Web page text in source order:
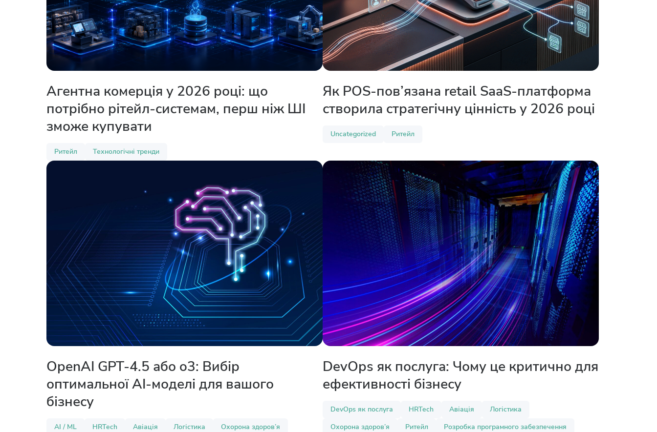
Агентна комерція у 2026 році: що
потрібно рітейл-системам, перш ніж ШІ
зможе купувати
Ритейл Технологічні тренди
Як POS-пов’язана retail SaaS-платформа
створила стратегічну цінність у 2026 році
Uncategorized Ритейл
OpenAI GPT-4.5 або o3: Вибір
оптимальної AI-моделі для вашого
бізнесу
AI / ML HRTech Авіація Логістика
Охорона здоров’я
DevOps як послуга: Чому це критично для
ефективності бізнесу
DevOps як послуга HRTech Авіація
Логістика
Охорона здоров’я
Ритейл
Розробка програмного забезпечення